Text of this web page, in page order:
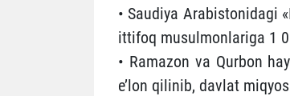
• Saudiya Arabistonidagi
ittifoq musulmonlariga 1
• Ramazon va Qurbon
e’lon qilinib, davlat